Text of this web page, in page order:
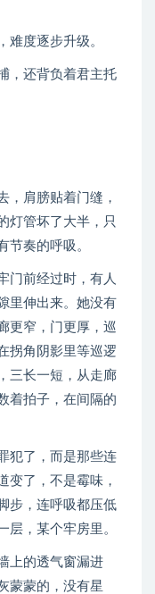
难度逐步升级。
，还背负着君主托
，肩膀贴着门缝，
灯管坏了大半，只
节奏的呼吸。
门前经过时，有人
里伸出来。她没有
更窄，门更厚，巡
拐角阴影里等巡逻
三长一短，从走廊
着拍子，在间隔的
犯了，而是那些连
变了，不是霉味，
步，连呼吸都压低
层，某个牢房里。
上的透气窗漏进
蒙蒙的，没有星